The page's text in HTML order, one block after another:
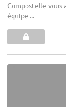
Compostelle vous
équipe ...